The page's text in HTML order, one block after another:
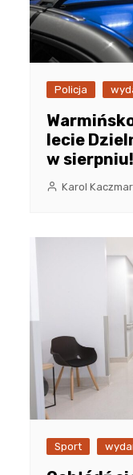
Policja
lecie
w sierpniu!
Karol
Sport